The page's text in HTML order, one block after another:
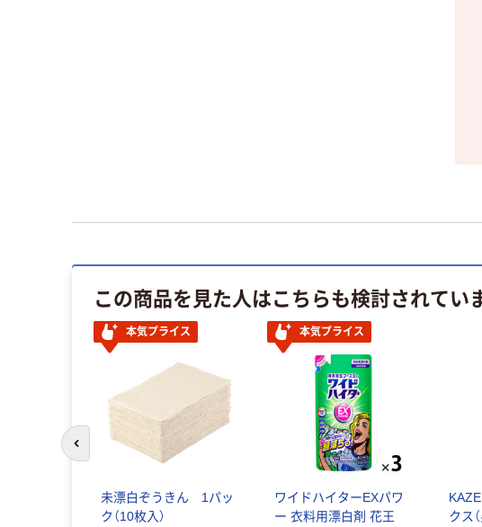
この商品を見た人はこちらも検討されてい
本気プライス
未漂白ぞうきん 1パッ
ク（10枚入）
本気プライス
ワイドハイターEXパワ
ー 衣料用漂白剤 花王
クス
前のスライドへ